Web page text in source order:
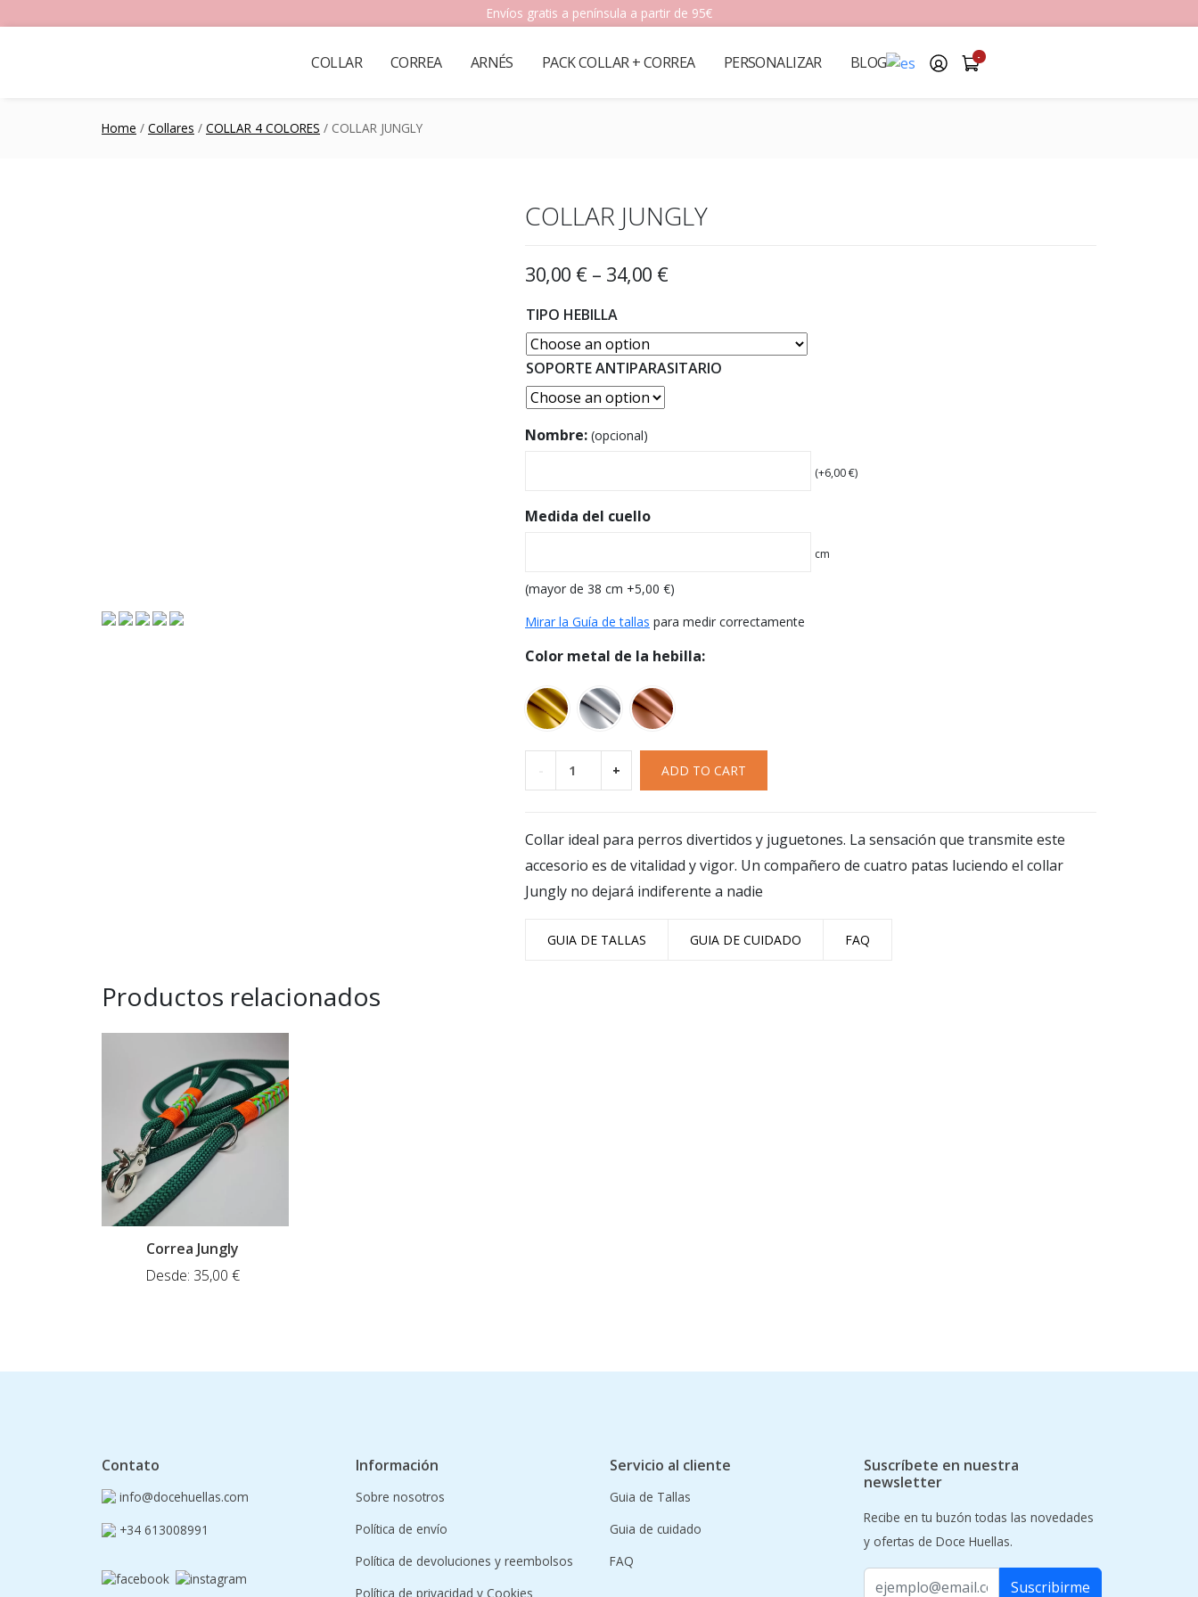
Envíos gratis a península a partir de 95€
COLLAR CORREA ARNÉS PACK COLLAR + CORREA PERSONALIZAR BLOG -
Home / Collares / COLLAR 4 COLORES / COLLAR JUNGLY
COLLAR JUNGLY
30,00 €– 34,00 €
TIPO HEBILLA
SOPORTE ANTIPARASITARIO
Nombre: (opcional)
(+6,00€)
Medida del cuello
cm
(mayor de 38 cm +5,00 €)
Mirar la Guía de tallas para medir correctamente
Color metal de la hebilla:
+ ADD TO CART
Collar ideal para perros divertidos y juguetones. La sensación que transmite este
accesorio es de vitalidad y vigor. Un compañero de cuatro patas luciendo el collar
Jungly no dejará indiferente a nadie
GUIA DE TALLAS GUIA DE CUIDADO FAQ
Productos relacionados
Correa Jungly
Desde: 35,00 €
Contato
info@docehuellas.com
+34 613008991
Información
Sobre nosotros
Política de envío
Política de devoluciones y reembolsos
Política de privacidad y Cookies
Servicio al cliente
Guia de Tallas
Guia de cuidado
FAQ
Suscríbete en nuestra
newsletter
Recibe en tu buzón todas las novedades
y ofertas de Doce Huellas.
Suscribirme